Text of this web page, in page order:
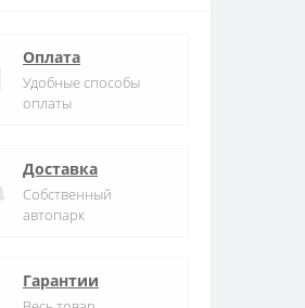
Оплата
Удобные способы
оплаты
Доставка
Собственный
автопарк
Гарантии